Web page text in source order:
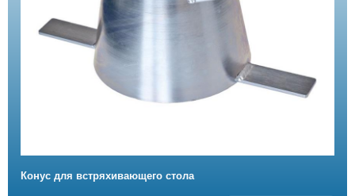
Конус для встряхивающего стола